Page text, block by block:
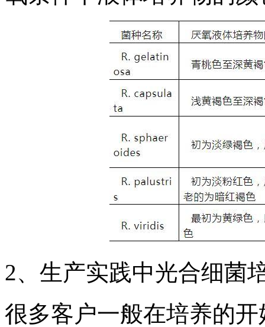
2、生产实践中光合细菌
很多客户一般在培养的